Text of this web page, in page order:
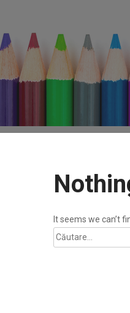
It seems we can’t
Caută
după: